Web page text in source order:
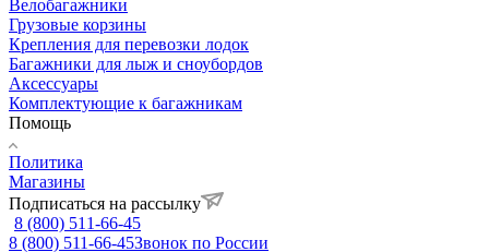
Велобагажники
Грузовые корзины
Крепления для перевозки лодок
Багажники для лыж и сноубордов
Аксессуары
Комплектующие к багажникам
Помощь
Политика
Магазины
Подписаться на рассылку
8 (800) 511-66-45
8 (800) 511-66-45Звонок по России